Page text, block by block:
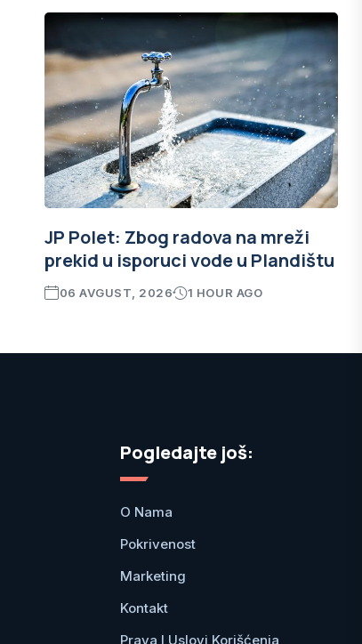
JP Polet: Zbog radova na mreži
prekid u isporuci vode u Plandištu
06 AVGUST, 2026 1 HOUR AGO
Pogledajte još:
O Nama
Pokrivenost
Marketing
Kontakt
Prava I Uslovi Korišćenja